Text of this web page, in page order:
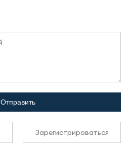
Отправить
Зарегистрироваться